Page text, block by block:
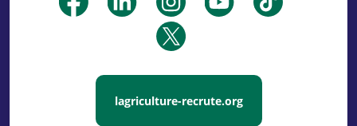
lagriculture-recrute.org